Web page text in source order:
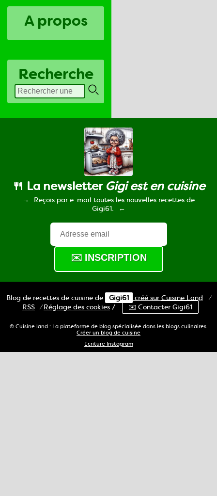
A propos
Recherche
🍴 La newsletter Gigi est en cuisine
Reçois par e-mail toutes les nouvelles recettes de
Gigi61.
Blog de recettes de cuisine de Gigi61 créé sur Cuisine Land
⁄
RSS ⁄Réglage des cookies / ✉️ Contacter Gigi61
© Cuisine.land : La plateforme de blog spécialisée dans les blogs culinaires.
Créer un blog de cuisine
Ecriture Instagram